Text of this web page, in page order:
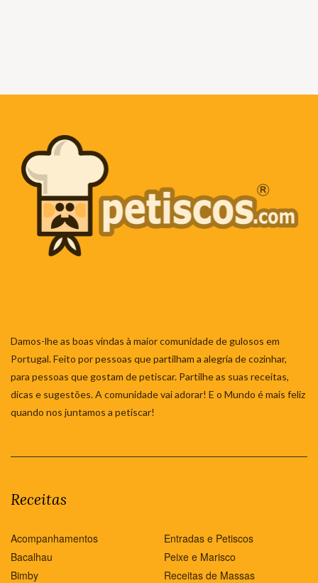
Damos-lhe as boas vindas à maior comunidade de gulosos em
Portugal. Feito por pessoas que partilham a alegria de cozinhar,
para pessoas que gostam de petiscar. Partilhe as suas receitas,
dicas e sugestões. A comunidade vai adorar! E o Mundo é mais feliz
quando nos juntamos a petiscar!
Receitas
Acompanhamentos
Bacalhau
Bimby
Entradas e Petiscos
Peixe e Marisco
Receitas de Massas